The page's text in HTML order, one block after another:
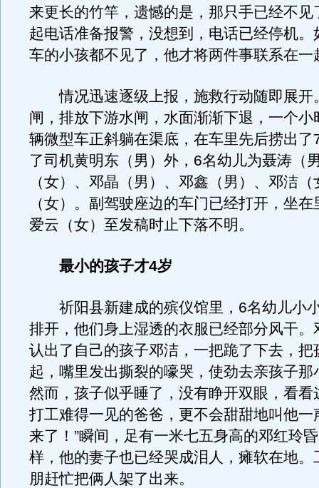
来更长的竹竿，遗憾的是，那只手已经不见
起电话准备报警，没想到，电话已经停机。
车的小孩都不见了，他才将两件事联系在一
情况迅速逐级上报，施救行动随即展开
闸，排放下游水闸，水面渐渐下退，一个小
辆微型车正斜躺在渠底，在车里先后捞出了
了司机黄明东（男）外，6名幼儿为聂涛（
（女）、邓晶（男）、邓鑫（男）、邓洁
（女）。副驾驶座边的车门已经打开，坐
爱云（女）至发稿时止下落不明。
最小的孩子才4岁
祈阳县新建成的殡仪馆里，6名幼儿小
排开，他们身上湿透的衣服已经部分风干。
认出了自己的孩子邓洁，一把跪了下去，把
起，嘴里发出撕裂的嚎哭，使劲去亲孩子那
然而，孩子似乎睡了，没有睁开双眼，看看
打工难得一见的爸爸，更不会甜甜地叫他一
来了！”瞬间，足有一米七五身高的邓红
样，他的妻子也已经哭成泪人，瘫软在地。
朋赶忙把俩人架了出来。